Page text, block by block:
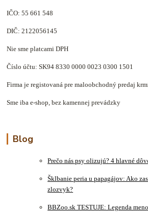
IČO: 55 661 548
DIČ: 2122056145
Nie sme platcami DPH
Číslo účtu: SK94 8330 0000 0023 0300 1501
Firma je registovaná pre maloobchodný predaj
Sme iba e-shop, bez kamennej prevádzky
Blog
Prečo nás psy olizujú? 4 hlavné
Šklbanie peria u papagájov: Ako
zlozvyk?
BBZoo.sk TESTUJE: Legenda